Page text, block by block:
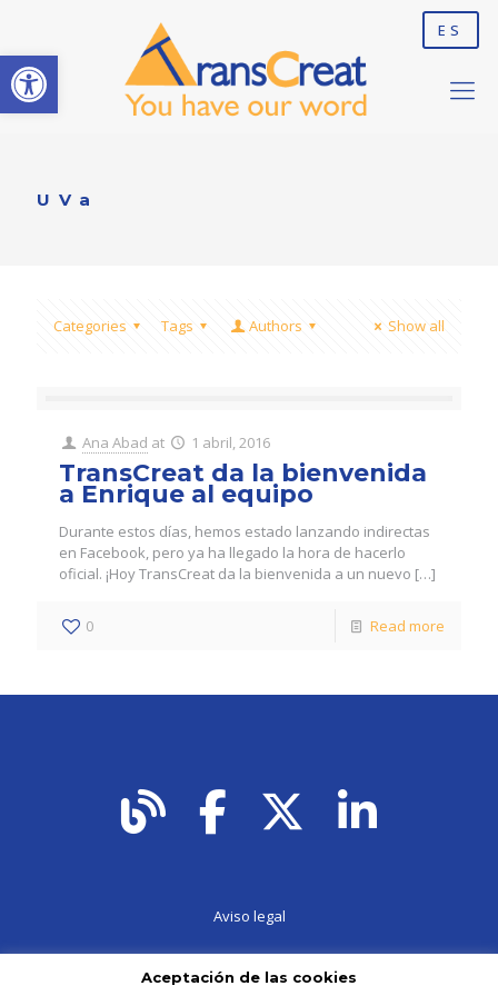
Abrir barra de herramientas
UVa
Categories Tags Authors Show all
Ana Abad at 1 abril, 2016
TransCreat da la bienvenida
a Enrique al equipo
Durante estos días, hemos estado lanzando indirectas
en Facebook, pero ya ha llegado la hora de hacerlo
oficial. ¡Hoy TransCreat da la bienvenida a un nuevo […]
0 Read more
Aviso legal
Aceptación de las cookies
ES